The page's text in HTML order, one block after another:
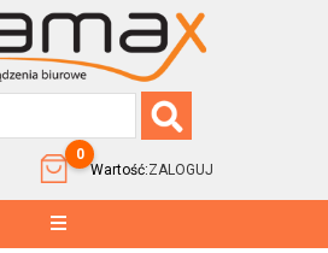
0
Wartość:ZALOGUJ